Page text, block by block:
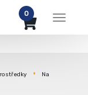
Menu
0
Na